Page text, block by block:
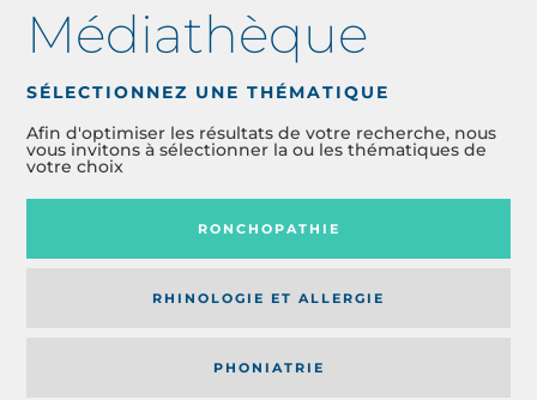
Médiathèque
SÉLECTIONNEZ UNE THÉMATIQUE
Afin d'optimiser les résultats de votre recherche, nous
vous invitons à sélectionner la ou les thématiques de
votre choix
RONCHOPATHIE
RHINOLOGIE ET ALLERGIE
PHONIATRIE